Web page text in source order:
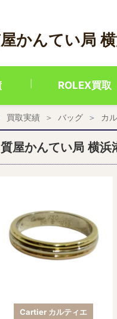
かんてい局
ROLEX買取
買取実績 バッグ カ
質屋かんてい局 横浜
Cartier カルティエ